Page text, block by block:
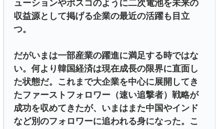
ューションやポスコのように二次電池を未来の
収益源として掲げる企業の最近の活躍も目立
つ。
だがいまは一部産業の躍進に満足する時ではな
い。何より韓国経済は現在成長の限界に直面し
た状態だ。これまで大企業を中心に展開してき
たファーストフォロワー（速い追撃者）戦略が
成功を収めてきたが、いまはまた中国やインド
など別のフォロワーに追われる身になった。こ